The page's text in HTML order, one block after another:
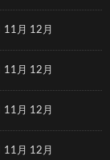
11月 12月
11月 12月
11月 12月
11月 12月